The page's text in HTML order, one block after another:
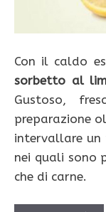
Con il caldo
sorbetto al
Gustoso,
preparazione
intervallare un
nei quali sono
che di carne.